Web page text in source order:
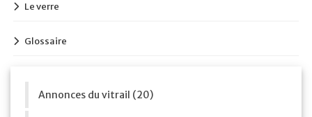
Le verre
Glossaire
Annonces du vitrail (20)